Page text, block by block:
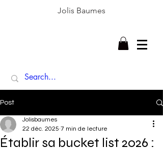
Jolis Baumes
Post
Établir sa bucket list 2026 :
Jolisbaumes
22 déc. 2025 7 min de lecture